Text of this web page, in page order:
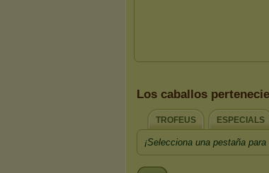
Los caballos
TROFEUS ESPECIALS
¡Selecciona una pestaña